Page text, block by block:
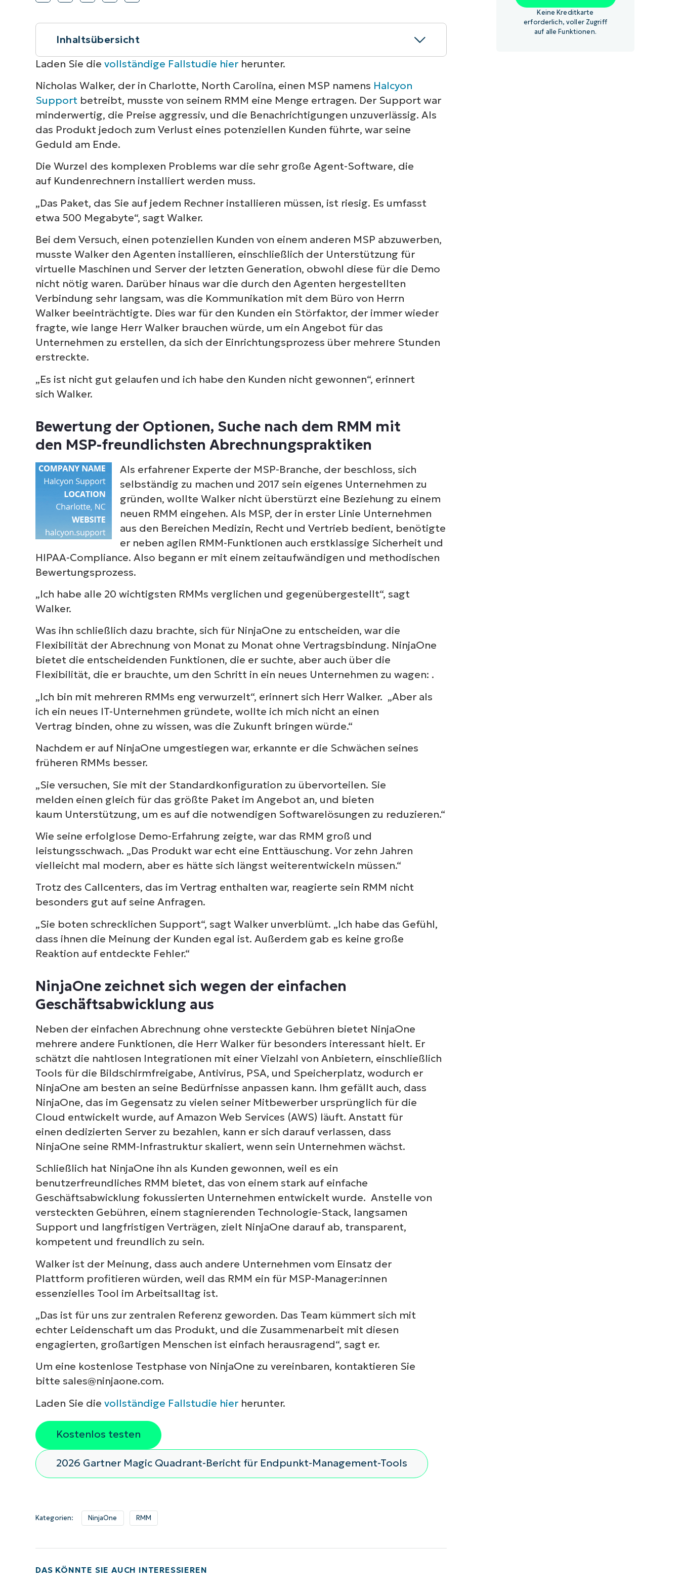
VERTRIEB KONTAKTIEREN PRODUKTVORSTELLUNG ANSEHEN
PRODUKT-
VERTRIEB KONTAKTIEREN
VERTRIEB KONTAKTIEREN PRODUKTVORSTELLUNG ANSEHEN
Inhaltsübersicht
Kurzüberblick
Bewertung der Optionen, Suche nach dem RMM mit den MSP-
freundlichsten Abrechnungspraktiken
NinjaOne zeichnet sich wegen der einfachen Geschäftsabwicklung aus
Laden Sie die vollständige Fallstudie hierherunter.
Nicholas Walker, der in Charlotte, North Carolina, einen MSP namens Halcyon
Supportbetreibt, musste von seinem RMM eine Menge ertragen. Der Support war
minderwertig, die Preise aggressiv, und die Benachrichtigungen unzuverlässig. Als
das Produkt jedoch zum Verlust eines potenziellen Kunden führte, war seine
Geduld am Ende.
Die Wurzel des komplexen Problems war die sehr große Agent-Software, die
auf Kundenrechnern installiert werden muss.
„Das Paket, das Sie auf jedem Rechner installieren müssen, ist riesig. Es umfasst
etwa 500 Megabyte“, sagt Walker.
Bei dem Versuch, einen potenziellen Kunden von einem anderen MSP abzuwerben,
musste Walker den Agenten installieren, einschließlich der Unterstützung für
virtuelle Maschinen und Server der letzten Generation, obwohl diese für die Demo
nicht nötig waren. Darüber hinaus war die durch den Agenten hergestellten
Verbindung sehr langsam, was die Kommunikation mit dem Büro von Herrn
Walker beeinträchtigte. Dies war für den Kunden ein Störfaktor, der immer wieder
fragte, wie lange Herr Walker brauchen würde, um ein Angebot für das
Unternehmen zu erstellen, da sich der Einrichtungsprozess über mehrere Stunden
erstreckte.
„Es ist nicht gut gelaufen und ich habe den Kunden nicht gewonnen“, erinnert
sich Walker.
Bewertung der Optionen, Suche nach dem RMM mit
den MSP-freundlichsten Abrechnungspraktiken
Als erfahrener Experte der MSP-Branche, der beschloss, sich
selbständig zu machen und 2017 sein eigenes Unternehmen zu
gründen, wollte Walker nicht überstürzt eine Beziehung zu einem
neuen RMM eingehen. Als MSP, der in erster Linie Unternehmen
aus den Bereichen Medizin, Recht und Vertrieb bedient, benötigte
er neben agilen RMM-Funktionen auch erstklassige Sicherheit und
HIPAA-Compliance. Also begann er mit einem zeitaufwändigen und methodischen
Bewertungsprozess.
„Ich habe alle 20 wichtigsten RMMs verglichen und gegenübergestellt“, sagt
Walker.
Was ihn schließlich dazu brachte, sich für NinjaOne zu entscheiden, war die
Flexibilität der Abrechnung von Monat zu Monat ohne Vertragsbindung. NinjaOne
bietet die entscheidenden Funktionen, die er suchte, aber auch über die
Flexibilität, die er brauchte, um den Schritt in ein neues Unternehmen zu wagen: .
„Ich bin mit mehreren RMMs eng verwurzelt“, erinnert sich Herr Walker. „Aber als
ich ein neues IT-Unternehmen gründete, wollte ich mich nicht an einen
Vertrag binden, ohne zu wissen, was die Zukunft bringen würde.“
Nachdem er auf NinjaOne umgestiegen war, erkannte er die Schwächen seines
früheren RMMs besser.
„Sie versuchen, Sie mit der Standardkonfiguration zu übervorteilen. Sie
melden einen gleich für das größte Paket im Angebot an, und bieten
kaum Unterstützung, um es auf die notwendigen Softwarelösungen zu reduzieren.“
Wie seine erfolglose Demo-Erfahrung zeigte, war das RMM groß und
leistungsschwach. „Das Produkt war echt eine Enttäuschung. Vor zehn Jahren
vielleicht mal modern, aber es hätte sich längst weiterentwickeln müssen.“
Trotz des Callcenters, das im Vertrag enthalten war, reagierte sein RMM nicht
besonders gut auf seine Anfragen.
„Sie boten schrecklichen Support“, sagt Walker unverblümt. „Ich habe das Gefühl,
dass ihnen die Meinung der Kunden egal ist. Außerdem gab es keine große
Reaktion auf entdeckte Fehler.“
NinjaOne zeichnet sich wegen der einfachen
Geschäftsabwicklung aus
Neben der einfachen Abrechnung ohne versteckte Gebühren bietet NinjaOne
mehrere andere Funktionen, die Herr Walker für besonders interessant hielt. Er
schätzt die nahtlosen Integrationen mit einer Vielzahl von Anbietern, einschließlich
Tools für die Bildschirmfreigabe, Antivirus, PSA, und Speicherplatz, wodurch er
NinjaOne am besten an seine Bedürfnisse anpassen kann. Ihm gefällt auch, dass
NinjaOne, das im Gegensatz zu vielen seiner Mitbewerber ursprünglich für die
Cloud entwickelt wurde, auf Amazon Web Services (AWS) läuft. Anstatt für
einen dedizierten Server zu bezahlen, kann er sich darauf verlassen, dass
NinjaOne seine RMM-Infrastruktur skaliert, wenn sein Unternehmen wächst.
Schließlich hat NinjaOne ihn als Kunden gewonnen, weil es ein
benutzerfreundliches RMM bietet, das von einem stark auf einfache
Geschäftsabwicklung fokussierten Unternehmen entwickelt wurde. Anstelle von
versteckten Gebühren, einem stagnierenden Technologie-Stack, langsamen
Support und langfristigen Verträgen, zielt NinjaOne darauf ab, transparent,
kompetent und freundlich zu sein.
Walker ist der Meinung, dass auch andere Unternehmen vom Einsatz der
Plattform profitieren würden, weil das RMM ein für MSP-Manager:innen
essenzielles Tool im Arbeitsalltag ist.
„Das ist für uns zur zentralen Referenz geworden. Das Team kümmert sich mit
echter Leidenschaft um das Produkt, und die Zusammenarbeit mit diesen
engagierten, großartigen Menschen ist einfach herausragend“, sagt er.
Um eine kostenlose Testphase von NinjaOne zu vereinbaren, kontaktieren Sie
bitte sales@ninjaone.com.
Laden Sie die vollständige Fallstudie hierherunter.
Kostenlos testen
2026 Gartner Magic Quadrant-Bericht für Endpunkt-Management-Tools
Kategorien: NinjaOne RMM
DAS KÖNNTE SIE AUCH INTERESSIEREN
Keine Kreditkarte
erforderlich, voller Zugriff
auf alle Funktionen.
Sehen Sie NinjaOne in
Aktion
erfahren Sie, wie NinjaOne IT-Aufgaben wie Endpunkt-
Management, Patching, MDM, Ticketing und mehr
Demos ansehen